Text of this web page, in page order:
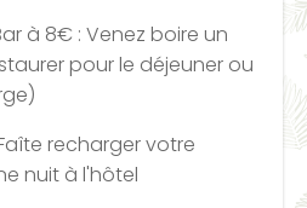
à 8€ : Venez boire un
pour le déjeuner ou
recharger votre
nuit à l'hôtel